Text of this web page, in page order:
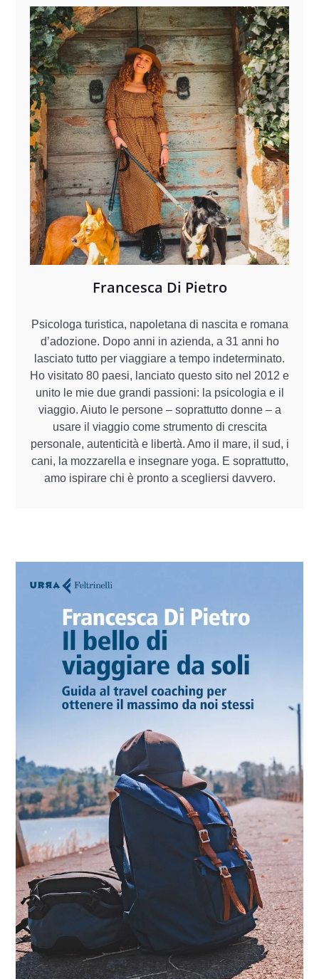
Francesca Di Pietro
Psicologa turistica, napoletana di nascita e romana
d’adozione. Dopo anni in azienda, a 31 anni ho
lasciato tutto per viaggiare a tempo indeterminato.
Ho visitato 80 paesi, lanciato questo sito nel 2012 e
unito le mie due grandi passioni: la psicologia e il
viaggio. Aiuto le persone – soprattutto donne – a
usare il viaggio come strumento di crescita
personale, autenticità e libertà. Amo il mare, il sud, i
cani, la mozzarella e insegnare yoga. E soprattutto,
amo ispirare chi è pronto a scegliersi davvero.